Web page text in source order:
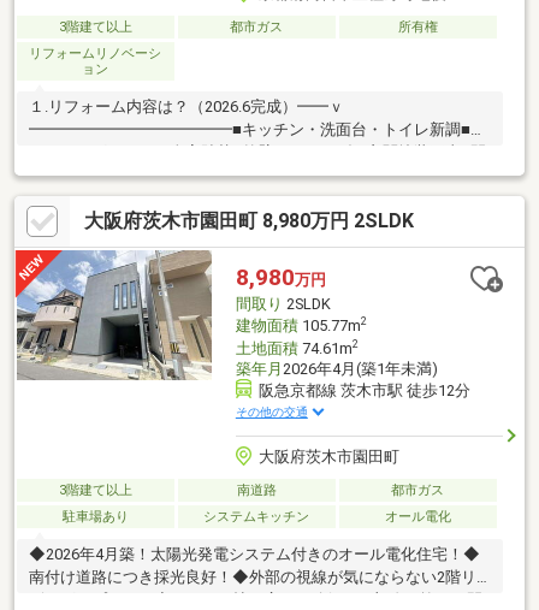
3階建て以上 都市ガス
所有権
リフォームリノベーシ
ョン
１.リフォーム内容は？（2026.6完成）━━ｖ
━━━━━━━━━━━━━■キッチン・洗面台・トイレ新調■フ
取り変更 ■給湯器新調■建具一部新調 ■網戸・畳・襖・障子貼
替■ハウスクリーニング済 等！ ２.おうちのPOINT♪━━ｖ
━━━━━━━━━■４ＬＤＫなので４人家族でも一人一部屋確
保！■南西向きで日当たり良好！出窓もあり♪■ゆとりのあるバル
コニーは屋根付きで雨から洗濯物を守れます！■リビングと７帖
の洋室を繋げて広々リビングとしても♪＼カレンダーより見学予約
が可能です♪／
大阪府茨木市園田町 8,980万円 2SLDK
8,980万円
間取り 2SLDK
建物面積105.77m2
土地面積74.61m2
築年月 2026年4月(築1年未満)
阪急京都線 茨木市駅 徒歩12分
その他の交通
大阪府茨木市園田町
3階建て以上 南道路
都市ガス
駐車場あり
システムキッチン オール電化
◆2026年4月築！太陽光発電システム付きのオール電化住宅！◆
南付け道路につき採光良好！◆外部の視線が気にならない2階リ